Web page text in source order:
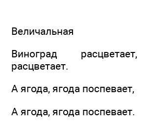
Величальная
Виноград
расцветает.
А ягода, ягода поспевает,
А ягода, ягода поспевает.